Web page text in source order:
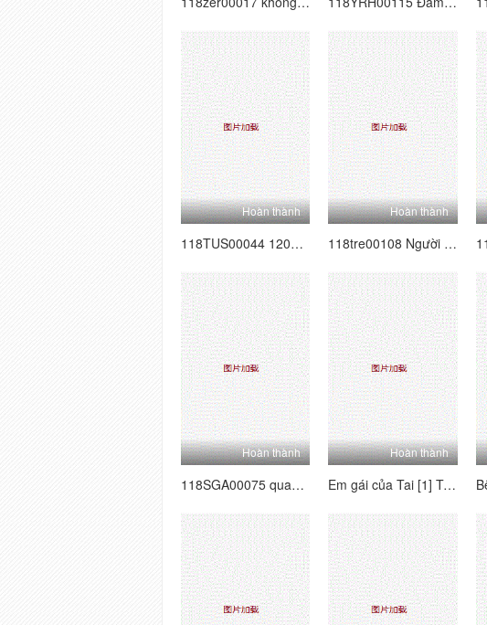
Hoàn thành
118TUS00044 120% Huyền thoại thông minh mềm thật Vol.44
Hoàn thành
118tre00108 Người phụ nữ đã kết hôn chọn nhà Creampie Vol.03 tốt nhất
Hoàn thành
118SGA00075 quan hệ tình dục kem tốt nhất với tình nhân tốt nhất.9
Hoàn thành
Em gái của Tai [1] Tôi nghĩ về người mẫu này - Tôi mong chờ nó, đó là một món đồ hoàn hảo, quan hệ tình dục qua đường hậu môn, đánh hơi và phát ra các từ!